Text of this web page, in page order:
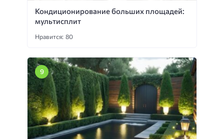
Кондиционирование больших площадей:
мультисплит
Нравится: 80